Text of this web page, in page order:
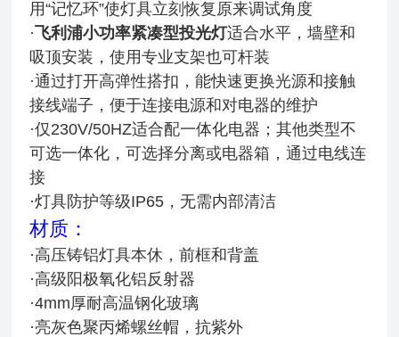
用“记忆环”使灯具立刻恢复原来调试角度
·飞利浦小功率紧凑型投光灯适合水平，墙壁和
吸顶安装，使用专业支架也可杆装
·通过打开高弹性搭扣，能快速更换光源和接触
接线端子，便于连接电源和对电器的维护
·仅230V/50HZ适合配一体化电器；其他类型不
可选一体化，可选择分离或电器箱，通过电线连
接
·灯具防护等级IP65，无需内部清洁
材质：
·高压铸铝灯具本休，前框和背盖
·高级阳极氧化铝反射器
·4mm厚耐高温钢化玻璃
·亮灰色聚丙烯螺丝帽，抗紫外